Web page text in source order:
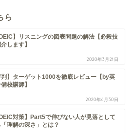
ら
】リスニングの図表問題の解法【必殺技
します】
2020年3月21日
判】ターゲット1000を徹底レビュー【by英
校講師】
2020年6月30日
対策】Part5で伸びない人が見落として
「理解の深さ」とは？